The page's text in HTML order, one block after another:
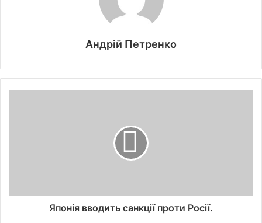
Андрій Петренко
Японія вводить санкції проти Росії.